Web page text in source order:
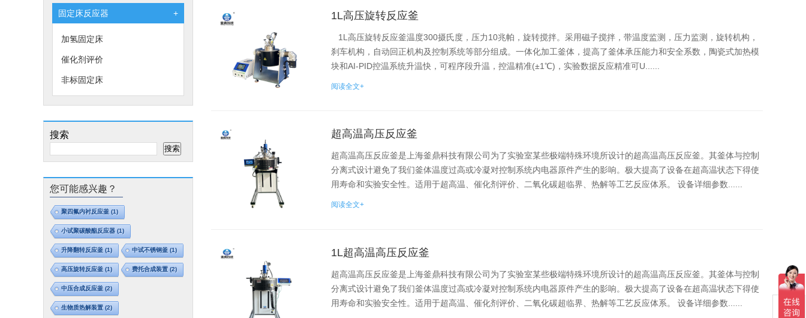
固定床反应器 +
加氢固定床
催化剂评价
非标固定床
搜索
搜索
您可能感兴趣？
聚四氟内衬反应釜 (1)
小试聚碳酸酯反应器 (1)
升降翻转反应釜 (1) 中试不锈钢釜 (1)
高压旋转反应釜 (1) 费托合成装置(2)
中压合成反应釜 (2)
生物质热解装置(2)
1L高压旋转反应釜
1L高压旋转反应釜温度300摄氏度，压力10兆帕，旋转搅拌。采用磁子搅拌，带温度监测，压力监测，旋转机构，
刹车机构，自动回正机构及控制系统等部分组成。一体化加工釜体，提高了釜体承压能力和安全系数，陶瓷式加热模
块和AI-PID控温系统升温快，可程序段升温，控温精准(±1℃)，实验数据反应精准可U......
阅读全文+
超高温高压反应釜
超高温高压反应釜是上海釜鼎科技有限公司为了实验室某些极端特殊环境所设计的超高温高压反应釜。其釜体与控制
分离式设计避免了我们釜体温度过高或冷凝对控制系统内电器原件产生的影响。极大提高了设备在超高温状态下得使
用寿命和实验安全性。适用于超高温、催化剂评价、二氧化碳超临界、热解等工艺反应体系。 设备详细参数......
阅读全文+
1L超高温高压反应釜
超高温高压反应釜是上海釜鼎科技有限公司为了实验室某些极端特殊环境所设计的超高温高压反应釜。其釜体与控制
分离式设计避免了我们釜体温度过高或冷凝对控制系统内电器原件产生的影响。极大提高了设备在超高温状态下得使
用寿命和实验安全性。适用于超高温、催化剂评价、二氧化碳超临界、热解等工艺反应体系。 设备详细参数......